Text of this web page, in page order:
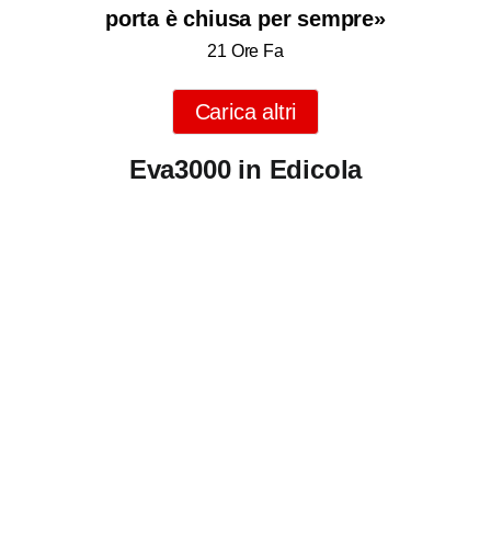
porta è chiusa per sempre»
21 Ore Fa
Carica altri
Eva3000 in Edicola